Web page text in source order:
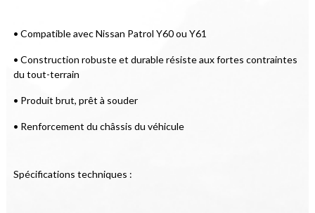
• Compatible avec Nissan Patrol Y60 ou Y61
• Construction robuste et durable résiste aux fortes contraintes
du tout-terrain
• Produit brut, prêt à souder
• Renforcement du châssis du véhicule
Spécifications techniques :